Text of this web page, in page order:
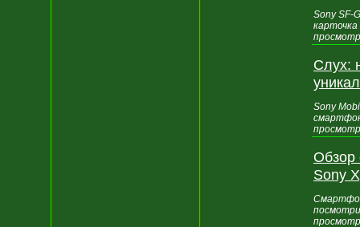
Sony SF-
Слух:
Sony
Обзор
Sony